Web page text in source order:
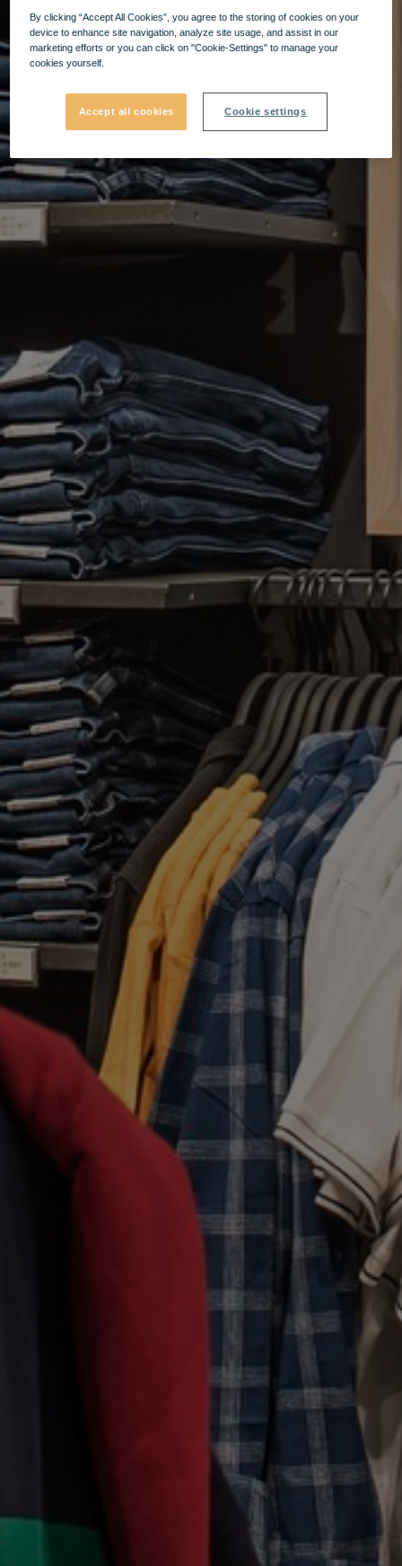
By clicking “Accept All Cookies”, you agree to the storing of cookies on your
device to enhance site navigation, analyze site usage, and assist in our
marketing efforts or you can click on "Cookie-Settings" to manage your
cookies yourself.
Accept all cookies Cookie settings